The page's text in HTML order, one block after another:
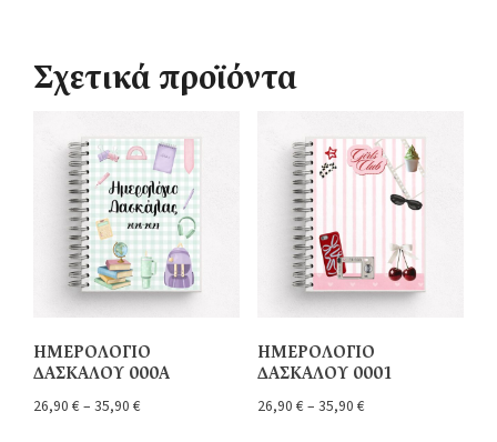
Σχετικά προϊόντα
ΗΜΕΡΟΛΟΓΙΟ
ΔΑΣΚΑΛΟΥ 000Α
26,90 € – 35,90 €
ΗΜΕΡΟΛΟΓΙΟ
ΔΑΣΚΑΛΟΥ 0001
26,90 € – 35,90 €